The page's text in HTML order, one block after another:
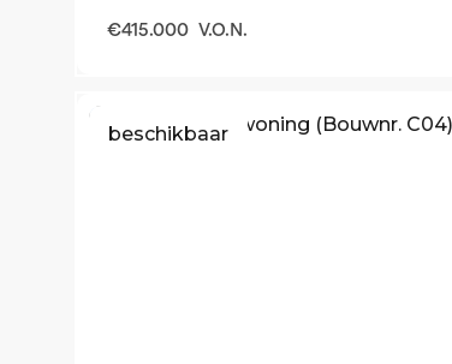
€415.000 V.O.N.
beschikbaar